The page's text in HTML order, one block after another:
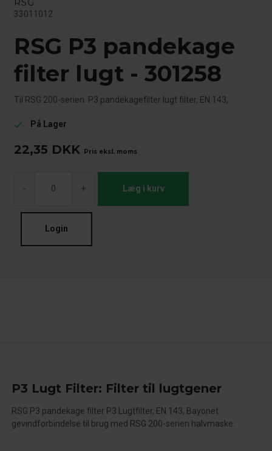
33011012
RSG P3 pandekage
filter lugt - 301258
Til RSG 200-serien. P3 pandekagefilter lugt filter, EN 143,
check På Lager
22,35 DKK Pris eksl. moms
- + Læg i kurv
Login
P3 Lugt Filter: Filter til lugtgener
RSG P3 pandekage filter P3 Lugtfilter, EN 143, Bayonet
gevindforbindelse til brug med RSG 200-serien halvmaske.